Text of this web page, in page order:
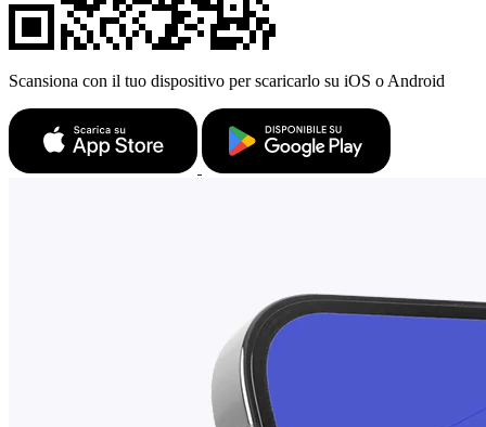
Scansiona con il tuo dispositivo per scaricarlo su iOS o Android